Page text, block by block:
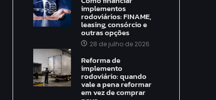
implementos
rodoviários: FINAME,
leasing, consórcio e
outras opções
28 de julho de 2026
Reforma de
implemento
rodoviário: quando
vale a pena reformar
em vez de comprar